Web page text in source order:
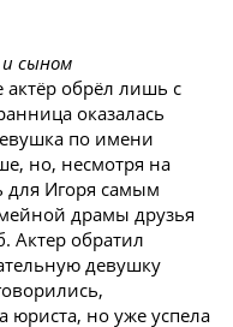
сыном
актёр обрёл лишь с
оказалась
по имени
но, несмотря на
для Игоря самым
драмы друзья
Актер обратил
девушку
юриста, но уже успела